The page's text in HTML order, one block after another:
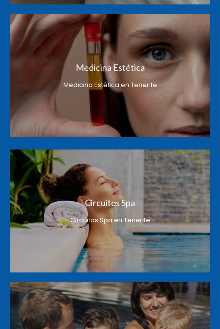
Medicina Estética
Medicina Estética en Tenerife
Circuitos Spa
Circuitos Spa en Tenerife